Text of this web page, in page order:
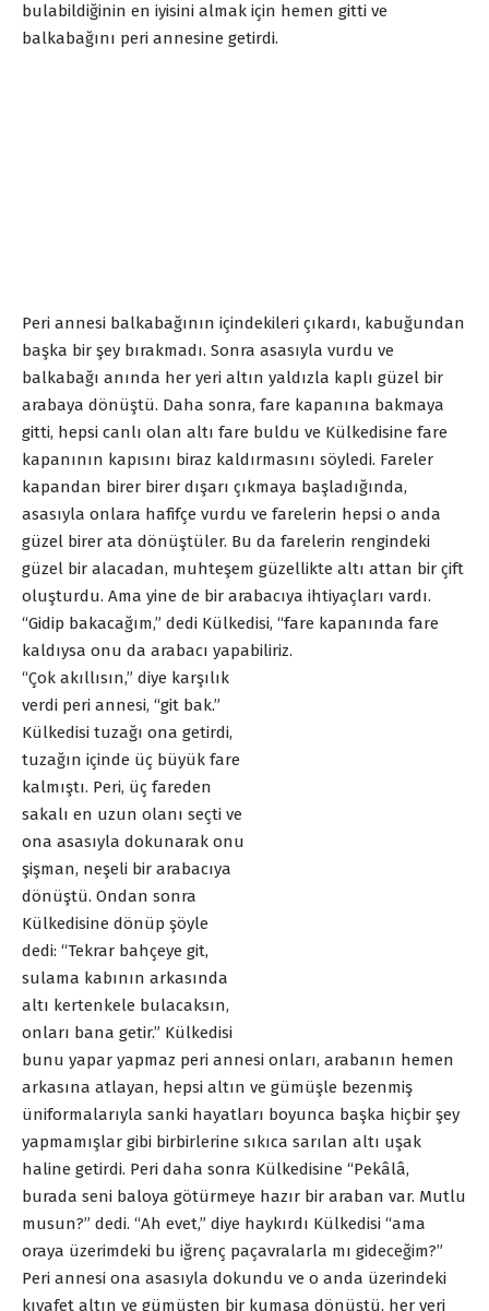
bulabildiğinin en iyisini almak için hemen gitti ve
balkabağını peri annesine getirdi.
Peri annesi balkabağının içindekileri çıkardı, kabuğundan
başka bir şey bırakmadı. Sonra asasıyla vurdu ve
balkabağı anında her yeri altın yaldızla kaplı güzel bir
arabaya dönüştü. Daha sonra, fare kapanına bakmaya
gitti, hepsi canlı olan altı fare buldu ve Külkedisine fare
kapanının kapısını biraz kaldırmasını söyledi. Fareler
kapandan birer birer dışarı çıkmaya başladığında,
asasıyla onlara hafifçe vurdu ve farelerin hepsi o anda
güzel birer ata dönüştüler. Bu da farelerin rengindeki
güzel bir alacadan, muhteşem güzellikte altı attan bir çift
oluşturdu. Ama yine de bir arabacıya ihtiyaçları vardı.
“Gidip bakacağım,” dedi Külkedisi, “fare kapanında fare
kaldıysa onu da arabacı yapabiliriz.
“Çok akıllısın,” diye karşılık
verdi peri annesi, “git bak.”
Külkedisi tuzağı ona getirdi,
tuzağın içinde üç büyük fare
kalmıştı. Peri, üç fareden
sakalı en uzun olanı seçti ve
ona asasıyla dokunarak onu
şişman, neşeli bir arabacıya
dönüştü. Ondan sonra
Külkedisine dönüp şöyle
dedi: “Tekrar bahçeye git,
sulama kabının arkasında
altı kertenkele bulacaksın,
onları bana getir.” Külkedisi
bunu yapar yapmaz peri annesi onları, arabanın hemen
arkasına atlayan, hepsi altın ve gümüşle bezenmiş
üniformalarıyla sanki hayatları boyunca başka hiçbir şey
yapmamışlar gibi birbirlerine sıkıca sarılan altı uşak
haline getirdi. Peri daha sonra Külkedisine “Pekâlâ,
burada seni baloya götürmeye hazır bir araban var. Mutlu
musun?” dedi. “Ah evet,” diye haykırdı Külkedisi “ama
oraya üzerimdeki bu iğrenç paçavralarla mı gideceğim?”
Peri annesi ona asasıyla dokundu ve o anda üzerindeki
kıyafet altın ve gümüşten bir kumaşa dönüştü, her yeri